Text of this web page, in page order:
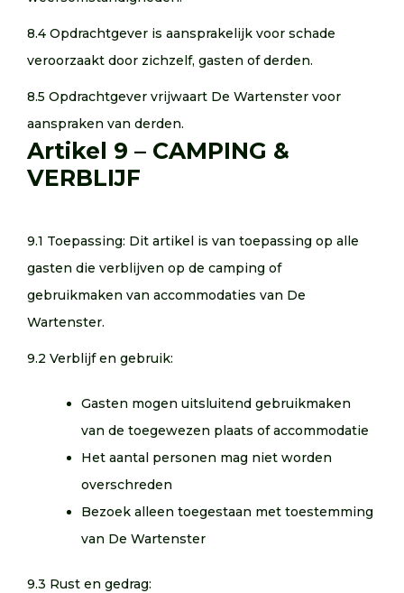
8.4 Opdrachtgever is aansprakelijk voor schade
veroorzaakt door zichzelf, gasten of derden.
8.5 Opdrachtgever vrijwaart De Wartenster voor
aanspraken van derden.
Artikel 9 – CAMPING &
VERBLIJF
9.1 Toepassing: Dit artikel is van toepassing op alle
gasten die verblijven op de camping of
gebruikmaken van accommodaties van De
Wartenster.
9.2 Verblijf en gebruik:
Gasten mogen uitsluitend gebruikmaken
van de toegewezen plaats of accommodatie
Het aantal personen mag niet worden
overschreden
Bezoek alleen toegestaan met toestemming
van De Wartenster
9.3 Rust en gedrag: